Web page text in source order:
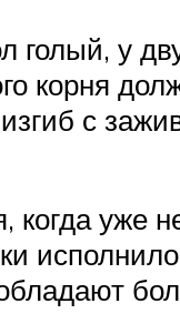
у
корня
с
уже